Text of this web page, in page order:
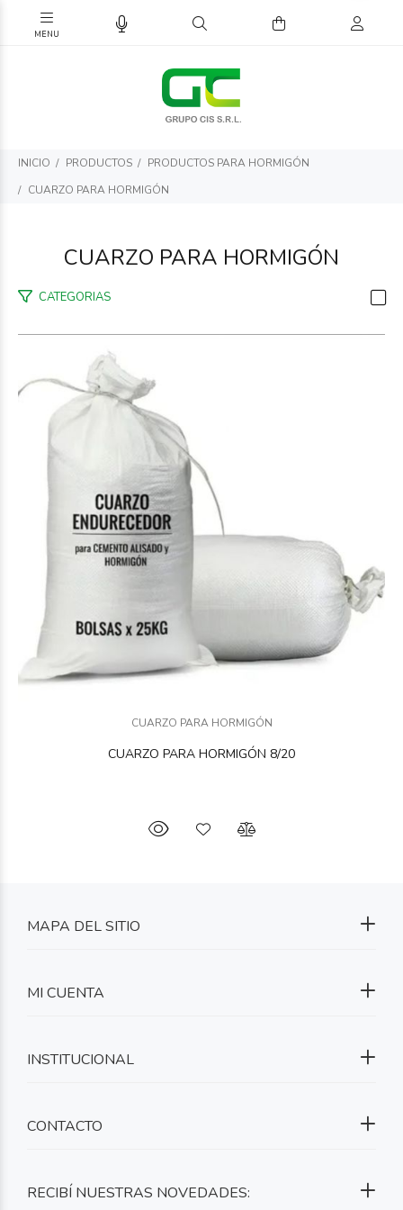
INICIO PRODUCTOS
PRODUCTOS PARA HORMIGÓN
CUARZO PARA HORMIGÓN
CUARZO PARA HORMIGÓN
CATEGORIAS
CUARZO PARA HORMIGÓN
CUARZO PARA HORMIGÓN 8/20
RECIBÍ NUESTRAS NOVEDADES:
MAPA DEL SITIO
MI CUENTA
INSTITUCIONAL
CONTACTO